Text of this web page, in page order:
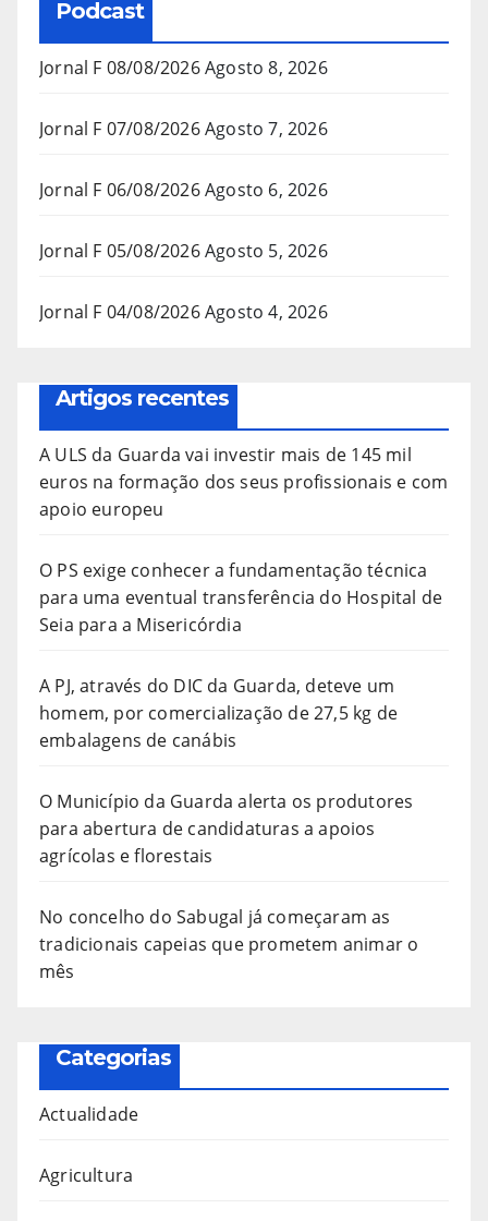
Podcast
Jornal F 08/08/2026Agosto 8, 2026
Jornal F 07/08/2026Agosto 7, 2026
Jornal F 06/08/2026Agosto 6, 2026
Jornal F 05/08/2026Agosto 5, 2026
Jornal F 04/08/2026Agosto 4, 2026
Artigos recentes
A ULS da Guarda vai investir mais de 145 mil
euros na formação dos seus profissionais e com
apoio europeu
O PS exige conhecer a fundamentação técnica
para uma eventual transferência do Hospital de
Seia para a Misericórdia
A PJ, através do DIC da Guarda, deteve um
homem, por comercialização de 27,5 kg de
embalagens de canábis
O Município da Guarda alerta os produtores
para abertura de candidaturas a apoios
agrícolas e florestais
No concelho do Sabugal já começaram as
tradicionais capeias que prometem animar o
mês
Categorias
Actualidade
Agricultura